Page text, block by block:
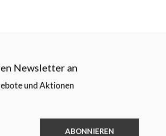
Newsletter an
und Aktionen
ABONNIEREN